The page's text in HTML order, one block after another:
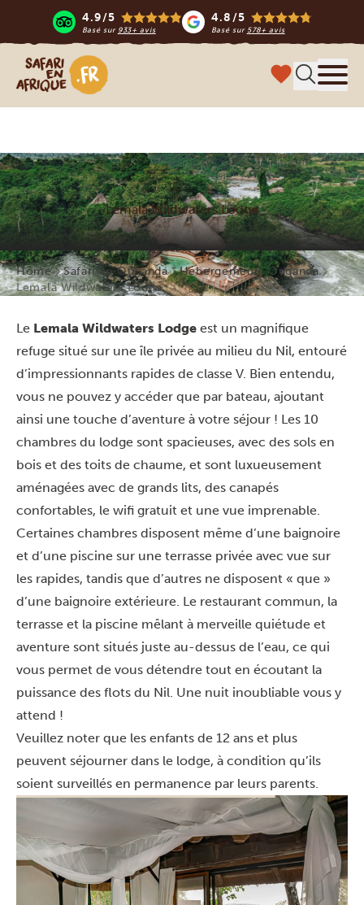
4.9/5
Basé sur 933+ avis
4.8/5
Basé sur 578+ avis
Safari en Afrique
Lemala Wildwaters Lodge
Home Safari en Ouganda
Hébergements Ouganda
Lemala Wildwaters Lodge
Le Lemala Wildwaters Lodge est un magnifique
refuge situé sur une île privée au milieu du Nil, entouré
d’impressionnants rapides de classe V. Bien entendu,
vous ne pouvez y accéder que par bateau, ajoutant
ainsi une touche d’aventure à votre séjour ! Les 10
chambres du lodge sont spacieuses, avec des sols en
bois et des toits de chaume, et sont luxueusement
aménagées avec de grands lits, des canapés
confortables, le wifi gratuit et une vue imprenable.
Certaines chambres disposent même d’une baignoire
et d’une piscine sur une terrasse privée avec vue sur
les rapides, tandis que d’autres ne disposent « que »
d’une baignoire extérieure. Le restaurant commun, la
terrasse et la piscine mêlant à merveille quiétude et
aventure sont situés juste au-dessus de l’eau, ce qui
vous permet de vous détendre tout en écoutant la
puissance des flots du Nil. Une nuit inoubliable vous y
attend !
Veuillez noter que les enfants de 12 ans et plus
peuvent séjourner dans le lodge, à condition qu’ils
soient surveillés en permanence par leurs parents.